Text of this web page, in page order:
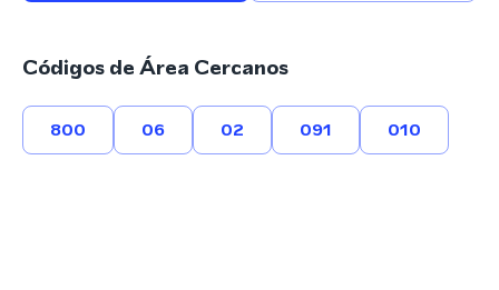
Códigos de Área Cercanos
800 06 02 091 010